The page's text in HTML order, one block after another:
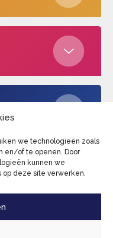
we technologieën zoals
en/of te openen. Door
kunnen we
op deze site verwerken.
Privacy beleid
Sitemap